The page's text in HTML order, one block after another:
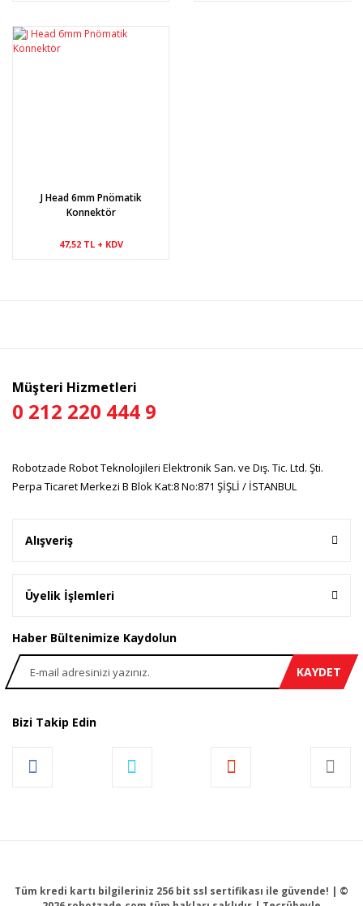
J Head 6mm Pnömatik
Konnektör
47,52 TL + KDV
Müşteri Hizmetleri
0 212 220 444 9
Robotzade Robot Teknolojileri Elektronik San. ve Dış. Tic. Ltd. Şti.
Perpa Ticaret Merkezi B Blok Kat:8 No:871 ŞİŞLİ / İSTANBUL
Alışveriş
Üyelik İşlemleri
Haber Bültenimize Kaydolun
KAYDET
Bizi Takip Edin
Tüm kredi kartı bilgileriniz 256 bit ssl sertifikası ile güvende! | ©